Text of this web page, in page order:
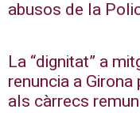
abusos de la
La “dignitat” a
renuncia a
als càrrecs